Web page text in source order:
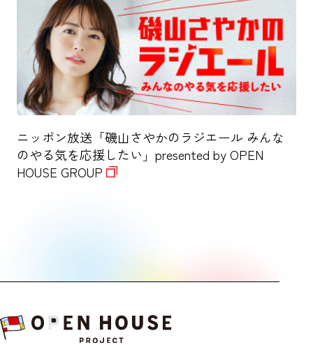
ニッポン放送「磯山さやかのラジエール みんな
のやる気を応援したい」presented by OPEN
HOUSE GROUP